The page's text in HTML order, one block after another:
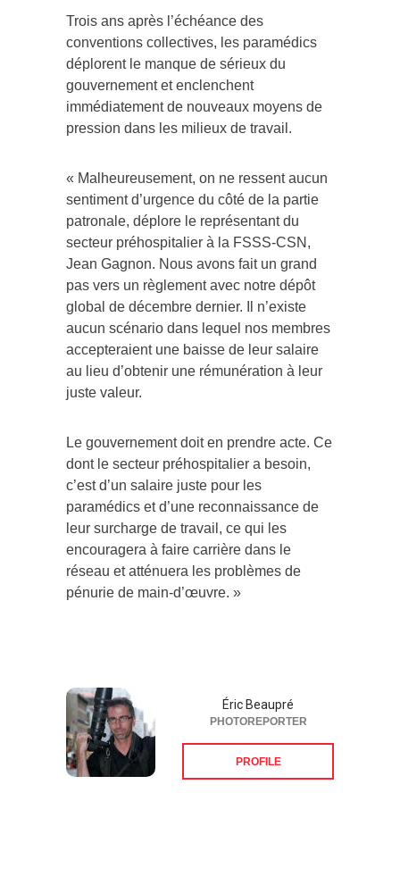
Trois ans après l’échéance des
conventions collectives, les paramédics
déplorent le manque de sérieux du
gouvernement et enclenchent
immédiatement de nouveaux moyens de
pression dans les milieux de travail.
« Malheureusement, on ne ressent aucun
sentiment d’urgence du côté de la partie
patronale, déplore le représentant du
secteur préhospitalier à la FSSS-CSN,
Jean Gagnon. Nous avons fait un grand
pas vers un règlement avec notre dépôt
global de décembre dernier. Il n’existe
aucun scénario dans lequel nos membres
accepteraient une baisse de leur salaire
au lieu d’obtenir une rémunération à leur
juste valeur.
Le gouvernement doit en prendre acte. Ce
dont le secteur préhospitalier a besoin,
c’est d’un salaire juste pour les
paramédics et d’une reconnaissance de
leur surcharge de travail, ce qui les
encouragera à faire carrière dans le
réseau et atténuera les problèmes de
pénurie de main-d’œuvre. »
Éric Beaupré
PHOTOREPORTER
PROFILE